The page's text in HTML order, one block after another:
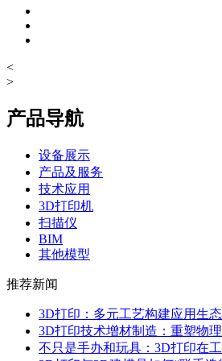
<
>
产品导航
设备展示
产品及服务
技术应用
3D打印机
扫描仪
BIM
其他模型
推荐新闻
3D打印：多元工艺构建应用生态
3D打印技术增材制造：重塑物
不只是手办和玩具：3D打印在